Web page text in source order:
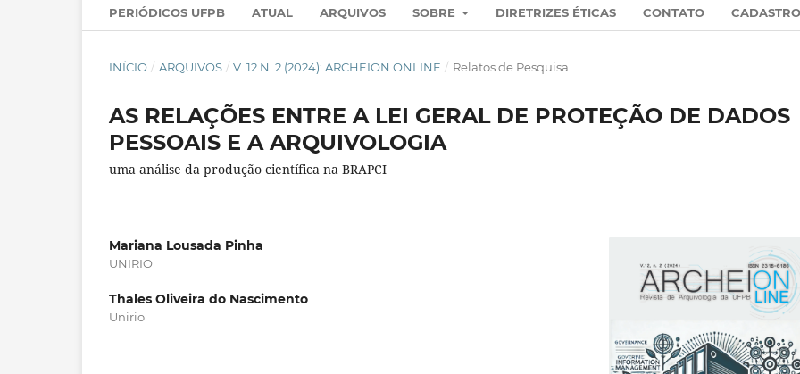
PERIÓDICOS UFPB ATUAL ARQUIVOS SOBRE DIRETRIZES ÉTICAS CONTATO
INÍCIO / ARQUIVOS / V. 12 N. 2 (2024): ARCHEION ONLINE / Relatos de Pesquisa
AS RELAÇÕES ENTRE A LEI GERAL DE PROTEÇÃO DE DADOS
PESSOAIS E A ARQUIVOLOGIA
uma análise da produção científica na BRAPCI
Mariana Lousada Pinha
UNIRIO
Thales Oliveira do Nascimento
Unirio